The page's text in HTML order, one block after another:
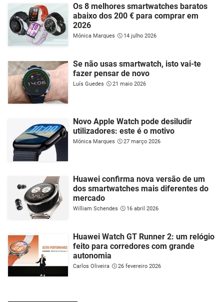
Os 8 melhores smartwatches baratos
abaixo dos 200 € para comprar em
2026
Mónica Marques 14 julho 2026
Se não usas smartwatch, isto vai-te
fazer pensar de novo
Luís Guedes 21 maio 2026
Novo Apple Watch pode desiludir
utilizadores: este é o motivo
Mónica Marques 27 março 2026
Huawei confirma nova versão de um
dos smartwatches mais diferentes do
mercado
William Schendes 16 abril 2026
Huawei Watch GT Runner 2: um relógio
feito para corredores com grande
autonomia
Carlos Oliveira 26 fevereiro 2026